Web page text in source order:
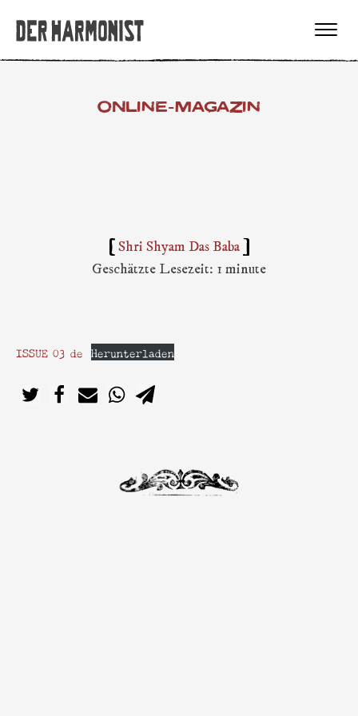
ONLINE-MAGAZIN
Shri Shyam Das Baba
Geschätzte Lesezeit: 1 minute
ISSUE 03 de Herunterladen